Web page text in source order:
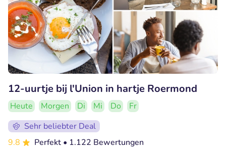
12-uurtje bij l'Union in hartje Roermond
Heute Morgen Di Mi Do
Fr
Sehr beliebter Deal
9.8
Perfekt • 1.122 Bewertungen